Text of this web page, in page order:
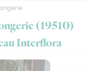
(19510)
Interflora